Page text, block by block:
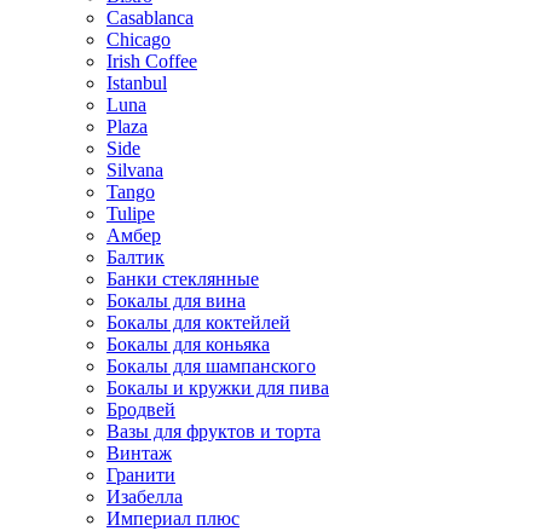
Casablanca
Chicago
Irish Coffee
Istanbul
Luna
Plaza
Side
Silvana
Tango
Tulipe
Амбер
Балтик
Банки стеклянные
Бокалы для вина
Бокалы для коктейлей
Бокалы для коньяка
Бокалы для шампанского
Бокалы и кружки для пива
Бродвей
Вазы для фруктов и торта
Винтаж
Гранити
Изабелла
Империал плюс